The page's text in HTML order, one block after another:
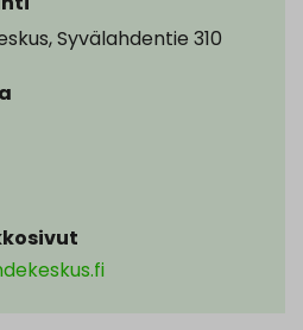
Syvälahdentie 310